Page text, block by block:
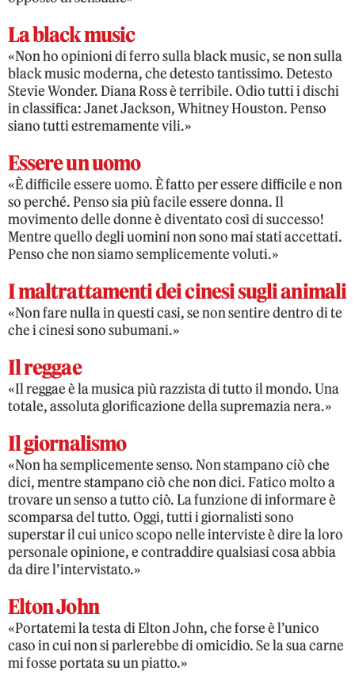
La black music
«Non ho opinioni di ferro sulla black music, se non sulla
black music moderna, che detesto tantissimo. Detesto
Stevie Wonder. Diana Ross è terribile. Odio tutti i dischi
in classifica: Janet Jackson, Whitney Houston. Penso
siano tutti estremamente vili.»
Essere un uomo
«È difficile essere uomo. È fatto per essere difficile e non
so perché. Penso sia più facile essere donna. Il
movimento delle donne è diventato così di successo!
Mentre quello degli uomini non sono mai stati accettati.
Penso che non siamo semplicemente voluti.»
I maltrattamenti dei cinesi sugli animali
«Non fare nulla in questi casi, se non sentire dentro di te
che i cinesi sono subumani.»
Il reggae
«Il reggae è la musica più razzista di tutto il mondo. Una
totale, assoluta glorificazione della supremazia nera.»
Il giornalismo
«Non ha semplicemente senso. Non stampano ciò che
dici, mentre stampano ciò che non dici. Fatico molto a
trovare un senso a tutto ciò. La funzione di informare è
scomparsa del tutto. Oggi, tutti i giornalisti sono
superstar il cui unico scopo nelle interviste è dire la loro
personale opinione, e contraddire qualsiasi cosa abbia
da dire l’intervistato.»
Elton John
«Portatemi la testa di Elton John, che forse è l’unico
caso in cui non si parlerebbe di omicidio. Se la sua carne
mi fosse portata su un piatto.»